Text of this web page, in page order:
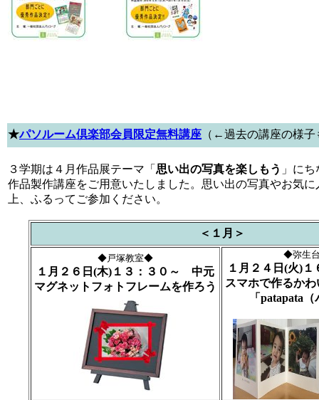
★パソルーム倶楽部会員限定無料講座 （←過去の講座の様
３学期は４月作品展テーマ「 思い出の写真を楽しもう 」に
作品製作講座をご用意いたしました。思い出の写真やお気
上、ふるってご参加ください。
＜１月＞
◆戸塚教室◆
１月２６日(木)１３：３０～ 中元
マグネットフォトフレームを作ろう
◆弥生
１月２４日(火)
スマホで作るか
「patapata